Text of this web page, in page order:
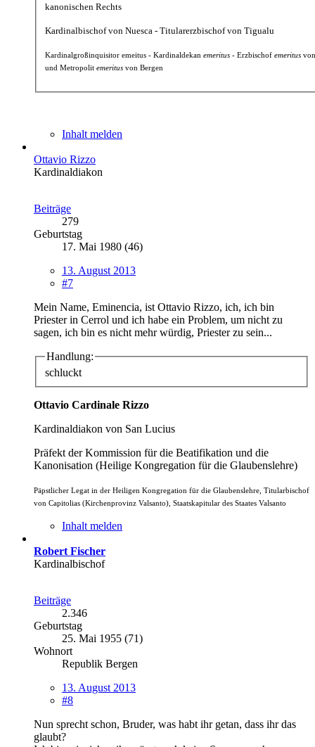
kanonischen Rechts
Kardinalbischof von Nuesca - Titularerzbischof von Tigualu
Kardinalgroßinquisitor emeitus - Kardinaldekan emeritus - Erzbischof emeritus
und Metropolit emeritus von Bergen
Inhalt melden
Ottavio Rizzo
Kardinaldiakon
Beiträge
279
Geburtstag
17. Mai 1980 (46)
13. August 2013
#7
Mein Name, Eminencia, ist Ottavio Rizzo, ich, ich bin
Priester in Cerrol und ich habe ein Problem, um nicht zu
sagen, ich bin es nicht mehr würdig, Priester zu sein...
Handlung:
schluckt
Ottavio Cardinale Rizzo
Kardinaldiakon von San Lucius
Präfekt der Kommission für die Beatifikation und die
Kanonisation (Heilige Kongregation für die Glaubenslehre)
Päpstlicher Legat in der Heiligen Kongregation für die Glaubenslehre, Titularbischof
von Capitolias (Kirchenprovinz Valsanto), Staatskapitular des Staates Valsanto
Inhalt melden
Robert Fischer
Kardinalbischof
Beiträge
2.346
Geburtstag
25. Mai 1955 (71)
Wohnort
Republik Bergen
13. August 2013
#8
Nun sprecht schon, Bruder, was habt ihr getan, dass ihr das
glaubt?